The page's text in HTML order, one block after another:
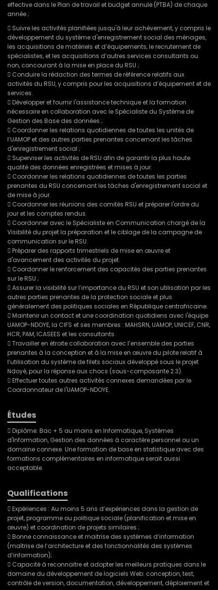
effective dans le Plan de travail et budget annule (PTBA) de chaque
année ;
 Suivre les activités planifiées jusqu'à leur achèvement, y compris le
développement du système d'enregistrement social des ménages,
les acquisitions de matériels et d’équipements, le recrutement de
spécialistes, et les acquisitions d’autres services consultants ou
non, concourant à la mise en place du RSU ;
 Conduire la rédaction des termes de référence relatifs aux
activités du RSU, y compris pour les acquisitions d’équipement et de
services.
 Développer et fournir l'assistance technique et la formation
nécessaire en collaboration avec le Spécialiste du Système de
Gestion des Base des données ;
 Coordonner les relations quotidiennes de toutes les unités de
l’UAMOP et des autres parties prenantes concernant les tâches
d'enregistrement social ;
 Superviser les activités de RSU afin de garantir la plus haute
qualité des données enregistrées et mises à jour.
 Coordonner les relations quotidiennes de toutes les parties
prenantes du RSU concernant les tâches d'enregistrement social et
de mise à jour.
 Coordonner les réunions des comités RSU et préparer l'ordre du
jour et les comptes rendus.
 Coordonner avec le Spécialiste en Communication chargé de la
Visibilité du projet la préparation et le ciblage de la campagne de
communication sur le RSU.
 Préparer des rapports trimestriels de mise en œuvre et
d'avancement des activités du projet.
 Coordonner le renforcement des capacités des parties prenantes
sur le RSU ;
 Assurer la visibilité sur l’importance du RSU et son utilisation par les
autres parties prenantes de la protection sociale et plus
généralement des politiques sociales en République centrafricaine.
 Maintenir un contact et une coordination quotidiens avec l'équipe
UAMOP-NDOYE, la CIFS et ses membres : MAHSRN, UAMOP, UNICEF, CNR,
HCR, PAM, ICASEES et les consultants.
 Travailler en étroite collaboration avec l’ensemble des parties
prenantes à la conception et à la mise en œuvre du pilote relatif à
l’utilisation du système de filets sociaux développé sous le projet
Ndoyé, pour la réponse aux chocs (sous-composante 2.3).
 Effectuer toutes autres activités connexes demandées par le
Coordonnateur de l'UAMOP-NDOYE.
Études
 Diplôme: Bac + 5 au moins en Informatique, Systèmes
d'Information, Gestion des données à caractère personnel ou un
domaine connexe. Une formation de base en statistique avec des
formations complémentaires en informatique serait aussi
acceptable.
Qualifications
 Expériences : Au moins 5 ans d’expériences dans la gestion de
projet, programme ou politique sociale (planification et mise en
œuvre) et coordination de projets similaires ;
 Bonne connaissance et maitrise des systèmes d’information
(maîtrise de l’architecture et des fonctionnalités des systèmes
d’information);
 Capacité à reconnaitre et adopter les meilleurs pratiques dans le
domaine du développement de logiciels Web: conception, test,
contrôle de version, documentation, développement, déploiement et